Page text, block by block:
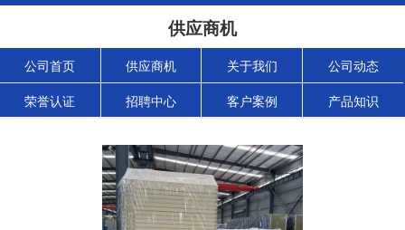
供应商机
公司首页 供应商机 关于我们 公司动态
荣誉认证 招聘中心 客户案例 产品知识